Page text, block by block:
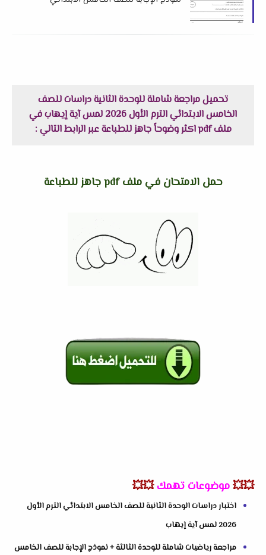
تحميل مراجعة شاملة للوحدة الثانية دراسات للصف
الخامس الابتدائي الترم الأول 2026 لمس آية إيهاب في
ملف pdf اكثر وضوحاً جاهز للطباعة عبر الرابط التالي :
حمل الامتحان في ملف pdf جاهز للطباعة
💥💥موضوعات تهمك 💥💥
اختبار دراسات الوحدة الثانية للصف الخامس الابتدائي الترم الأول
2026 لمس آية إيهاب
مراجعة رياضيات شاملة للوحدة الثالثة + نموذج الإجابة للصف الخامس